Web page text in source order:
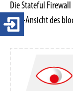
Die Stateful
Live-Ansicht des
Login 4-ears